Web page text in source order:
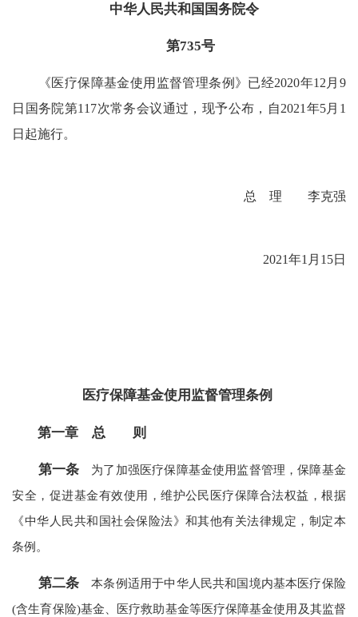
中华人民共和国国务院令
第735号
《医疗保障基金使用监督管理条例》已经2020年12月9
日国务院第117次常务会议通过，现予公布，自2021年5月1
日起施行。
总 理 李克强
2021年1月15日
医疗保障基金使用监督管理条例
第一章 总 则
第一条 为了加强医疗保障基金使用监督管理，保障基金
安全，促进基金有效使用，维护公民医疗保障合法权益，根据
《中华人民共和国社会保险法》和其他有关法律规定，制定本
条例。
第二条 本条例适用于中华人民共和国境内基本医疗保险
(含生育保险)基金、医疗救助基金等医疗保障基金使用及其监督